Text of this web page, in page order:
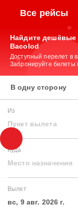
Все рейсы
Найдите
Bacolod
Доступный перелет в
Забронируйте билеты
В одну сторону
Из
Пункт вылета
Куда
Место назначения
Вылет
вс, 9 авг. 2026 г.